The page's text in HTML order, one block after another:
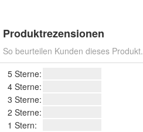
Produktrezensionen
So beurteilen Kunden dieses Produkt.
5 Sterne:
4 Sterne:
3 Sterne:
2 Sterne:
1 Stern: